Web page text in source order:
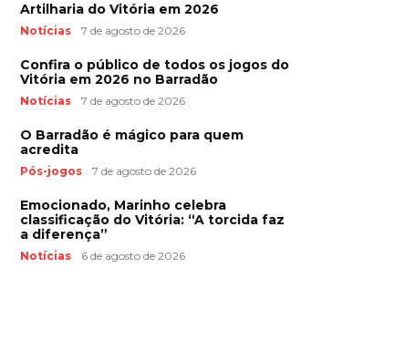
Artilharia do Vitória em 2026
Notícias 7 de agosto de 2026
Confira o público de todos os jogos do
Vitória em 2026 no Barradão
Notícias 7 de agosto de 2026
O Barradão é mágico para quem
acredita
Pós-jogos 7 de agosto de 2026
Emocionado, Marinho celebra
classificação do Vitória: “A torcida faz
a diferença”
Notícias 6 de agosto de 2026